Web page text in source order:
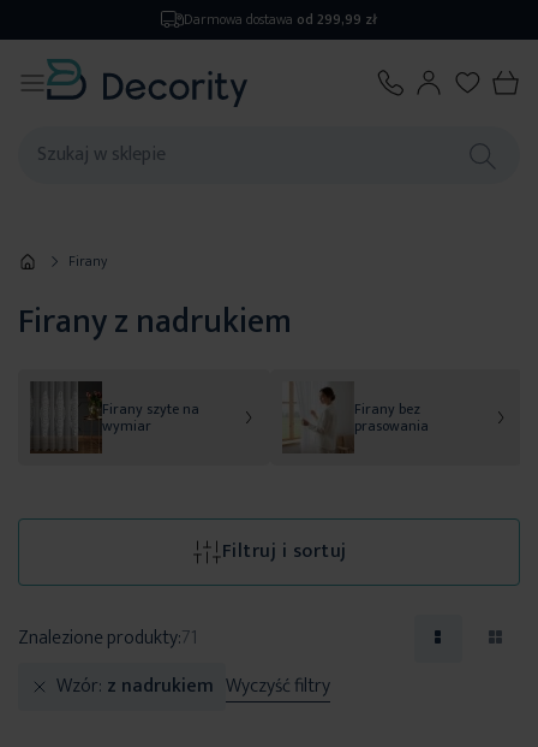
Zwrotdo 14 dni
Firany
Firany z nadrukiem
Firany szyte na
wymiar
Firany bez
prasowania
Filtruj i sortuj
Znalezione produkty:71
Wzór z nadrukiem Wyczyść filtry